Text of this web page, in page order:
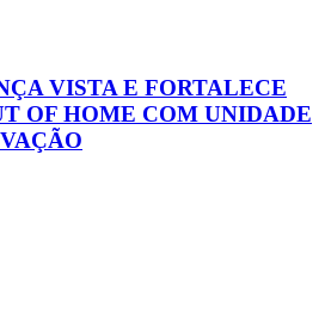
VISTA E FORTALECE
OF HOME COM UNIDADE